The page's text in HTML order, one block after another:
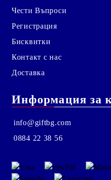
Чести Въпроси
Регистрация
Бисквитки
Контакт с нас
Доставка
Информация за
info@giftbg.com
0884 22 38 56